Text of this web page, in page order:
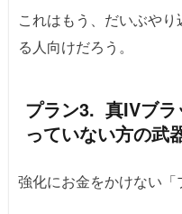
これはもう、だいぶや
る人向けだろう。
プラン3. 真IVブラ
っていない方の武
強化にお金をかけない「